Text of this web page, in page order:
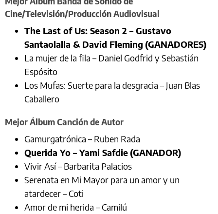
Cine/Televisión/Producción Audiovisual
The Last of Us: Season 2 – Gustavo
Santaolalla & David Fleming (GANADORES)
La mujer de la fila – Daniel Godfrid y Sebastián
Espósito
Los Mufas: Suerte para la desgracia – Juan Blas
Caballero
Mejor Álbum Canción de Autor
Gamurgatrónica – Ruben Rada
Querida Yo – Yami Safdie (GANADOR)
Vivir Así – Barbarita Palacios
Serenata en Mi Mayor para un amor y un
atardecer – Coti
Amor de mi herida – Camilú